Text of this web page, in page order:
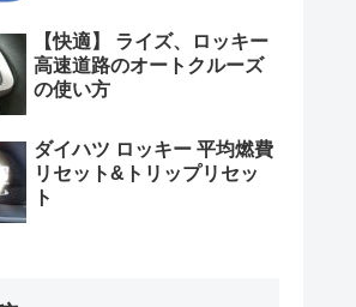
【快適】 ライズ、ロッキー
高速道路のオートクルーズ
の使い方
ダイハツ ロッキー 平均燃費
リセット&トリップリセッ
ト